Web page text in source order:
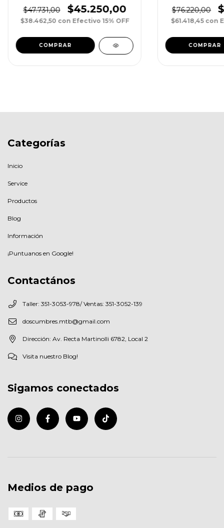
$47.731,00 $45.250,00
$38.462,50 con Efectivo 15% OFF
COMPRAR
$76.220,00
$61.418,45 con
COMPRAR
Categorías
Inicio
Service
Productos
Blog
Información
¡Puntuanos en Google!
Contactános
Taller: 351-3053-978/ Ventas: 351-3052-139
doscumbres.mtb@gmail.com
Dirección: Av. Recta Martinolli 6782, Local 2
Visita nuestro Blog!
Sigamos conectados
Medios de pago